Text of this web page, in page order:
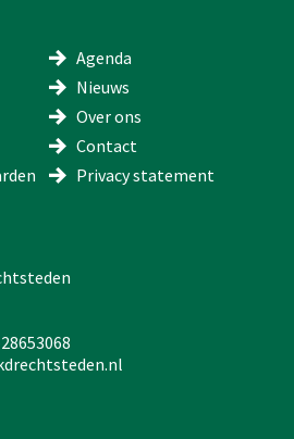
Agenda
Nieuws
Over ons
Contact
Privacy statement